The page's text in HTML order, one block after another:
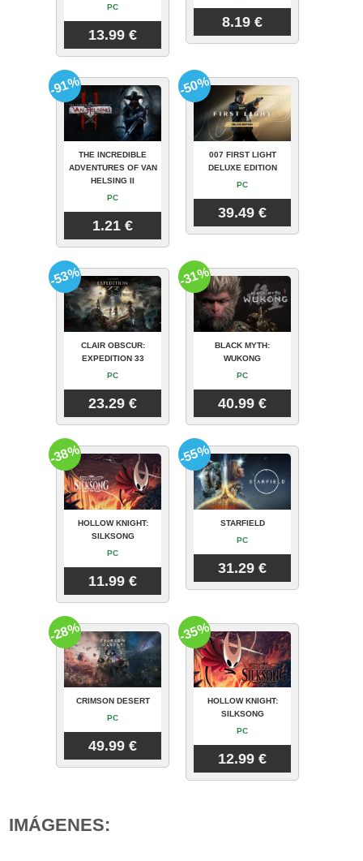
PC
13.99 €
8.19 €
THE INCREDIBLE
ADVENTURES OF VAN
HELSING II
PC
1.21 €
-91%
007 FIRST LIGHT
DELUXE EDITION
PC
39.49 €
-50%
CLAIR OBSCUR:
EXPEDITION 33
PC
23.29 €
-53%
BLACK MYTH:
WUKONG
PC
40.99 €
-31%
HOLLOW KNIGHT:
SILKSONG
PC
11.99 €
-38%
STARFIELD
PC
31.29 €
-55%
CRIMSON DESERT
PC
49.99 €
-28%
HOLLOW KNIGHT:
SILKSONG
PC
12.99 €
-35%
IMÁGENES: